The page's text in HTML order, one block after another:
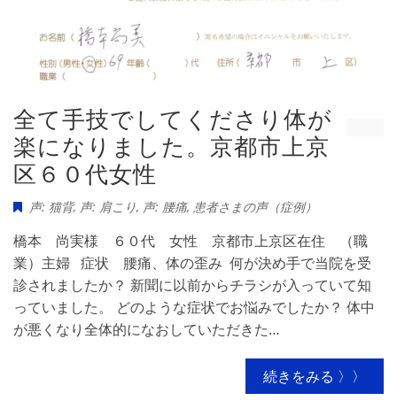
全て手技でしてくださり体が
楽になりました。京都市上京
区６０代女性
声: 猫背, 声: 肩こり, 声: 腰痛, 患者さまの声（症例）
橋本 尚実様 ６０代 女性 京都市上京区在住 （職
業）主婦 症状 腰痛、体の歪み 何が決め手で当院を受
診されましたか？ 新聞に以前からチラシが入っていて知
っていました。 どのような症状でお悩みでしたか？ 体中
が悪くなり全体的になおしていただきた…
続きをみる 〉〉